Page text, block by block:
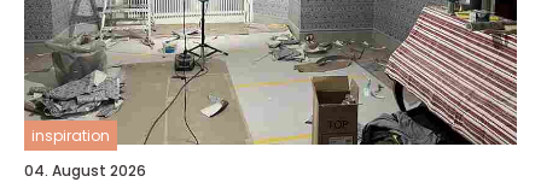
inspiration
04. August 2026